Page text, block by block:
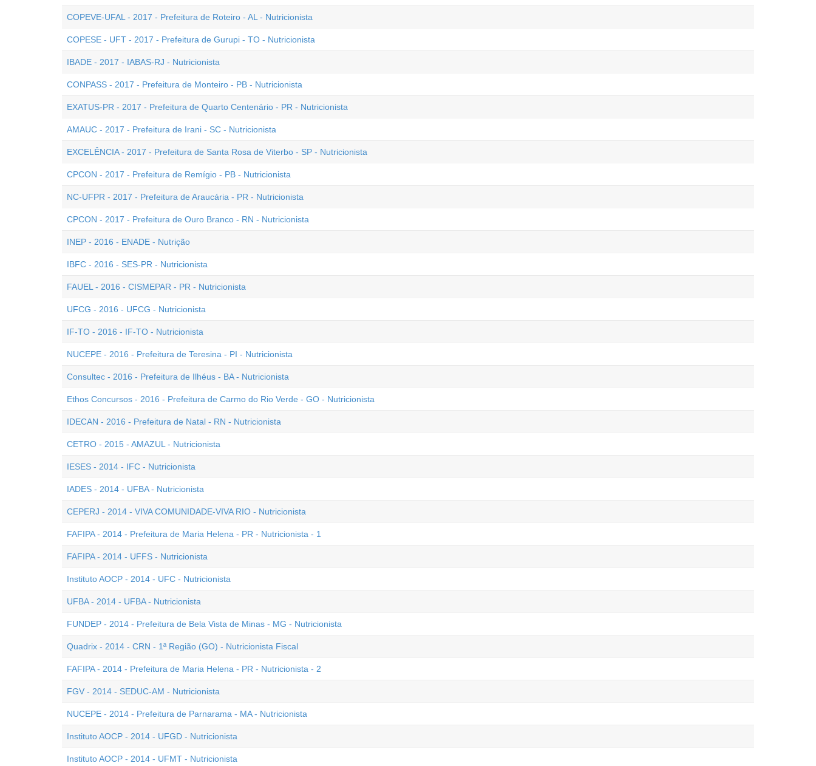
COPEVE-UFAL - 2017 - Prefeitura de Roteiro - AL - Nutricionista
COPESE - UFT - 2017 - Prefeitura de Gurupi - TO - Nutricionista
IBADE - 2017 - IABAS-RJ - Nutricionista
CONPASS - 2017 - Prefeitura de Monteiro - PB - Nutricionista
EXATUS-PR - 2017 - Prefeitura de Quarto Centenário - PR - Nutricionista
AMAUC - 2017 - Prefeitura de Irani - SC - Nutricionista
EXCELÊNCIA - 2017 - Prefeitura de Santa Rosa de Viterbo - SP - Nutricionista
CPCON - 2017 - Prefeitura de Remígio - PB - Nutricionista
NC-UFPR - 2017 - Prefeitura de Araucária - PR - Nutricionista
CPCON - 2017 - Prefeitura de Ouro Branco - RN - Nutricionista
INEP - 2016 - ENADE - Nutrição
IBFC - 2016 - SES-PR - Nutricionista
FAUEL - 2016 - CISMEPAR - PR - Nutricionista
UFCG - 2016 - UFCG - Nutricionista
IF-TO - 2016 - IF-TO - Nutricionista
NUCEPE - 2016 - Prefeitura de Teresina - PI - Nutricionista
Consultec - 2016 - Prefeitura de Ilhéus - BA - Nutricionista
Ethos Concursos - 2016 - Prefeitura de Carmo do Rio Verde - GO - Nutricionista
IDECAN - 2016 - Prefeitura de Natal - RN - Nutricionista
CETRO - 2015 - AMAZUL - Nutricionista
IESES - 2014 - IFC - Nutricionista
IADES - 2014 - UFBA - Nutricionista
CEPERJ - 2014 - VIVA COMUNIDADE-VIVA RIO - Nutricionista
FAFIPA - 2014 - Prefeitura de Maria Helena - PR - Nutricionista - 1
FAFIPA - 2014 - UFFS - Nutricionista
Instituto AOCP - 2014 - UFC - Nutricionista
UFBA - 2014 - UFBA - Nutricionista
FUNDEP - 2014 - Prefeitura de Bela Vista de Minas - MG - Nutricionista
Quadrix - 2014 - CRN - 1ª Região (GO) - Nutricionista Fiscal
FAFIPA - 2014 - Prefeitura de Maria Helena - PR - Nutricionista - 2
FGV - 2014 - SEDUC-AM - Nutricionista
NUCEPE - 2014 - Prefeitura de Parnarama - MA - Nutricionista
Instituto AOCP - 2014 - UFGD - Nutricionista
Instituto AOCP - 2014 - UFMT - Nutricionista